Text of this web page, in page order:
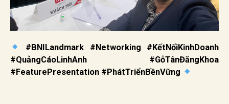
#BNILandmark #Networking #KếtNốiKinhDoanh
#QuảngCáoLinhAnh #GỗTânĐăngKhoa
#FeaturePresentation #PhátTriểnBềnVững